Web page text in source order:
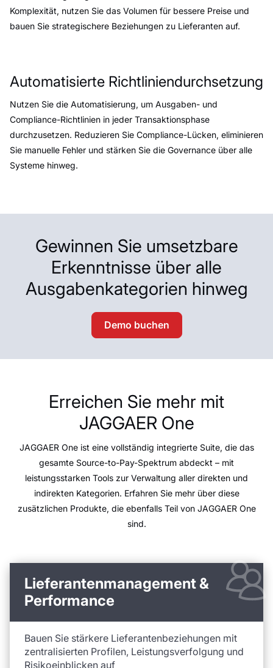
Komplexität, nutzen Sie das Volumen für bessere Preise und
bauen Sie strategischere Beziehungen zu Lieferanten auf.
Automatisierte Richtliniendurchsetzung
Nutzen Sie die Automatisierung, um Ausgaben- und
Compliance-Richtlinien in jeder Transaktionsphase
durchzusetzen. Reduzieren Sie Compliance-Lücken, eliminieren
Sie manuelle Fehler und stärken Sie die Governance über alle
Systeme hinweg.
Gewinnen Sie umsetzbare
Erkenntnisse über alle
Ausgabenkategorien hinweg
Demo buchen
Erreichen Sie mehr mit
JAGGAER One
JAGGAER One ist eine vollständig integrierte Suite, die das
gesamte Source-to-Pay-Spektrum abdeckt – mit
leistungsstarken Tools zur Verwaltung aller direkten und
indirekten Kategorien. Erfahren Sie mehr über diese
zusätzlichen Produkte, die ebenfalls Teil von JAGGAER One
sind.
Lieferantenmanagement &
Performance
Bauen Sie stärkere Lieferantenbeziehungen mit
zentralisierten Profilen, Leistungsverfolgung und
Risikoeinblicken auf